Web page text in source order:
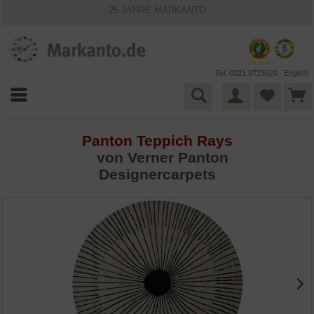
25 JAHRE MARKANTO
VIELFÄLTIGE ZAHLUNGSMÖGLICHKEITEN
BESTPRICE-GARANTIE
Tel. 0221 9723920 English
Panton Teppich Rays
von Verner Panton
Designercarpets